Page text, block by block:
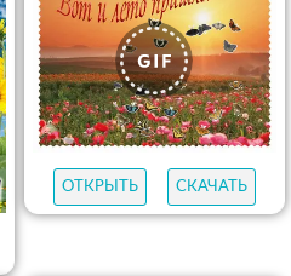
ОТКРЫТЬ СКАЧАТЬ